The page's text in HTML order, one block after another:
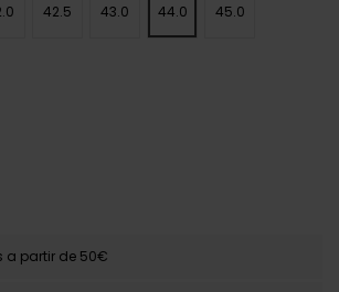
42.5 43.0 44.0 45.0
a partir de 50€